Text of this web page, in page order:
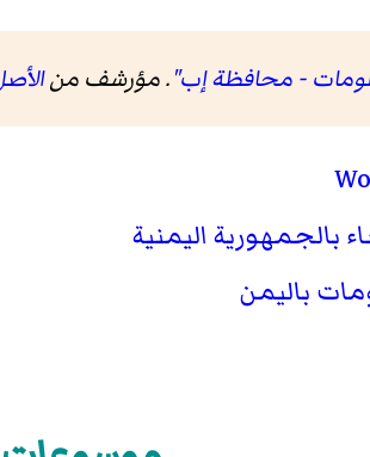
- محافظة إب". مؤرشف من
بالجمهورية اليمنية
باليمن